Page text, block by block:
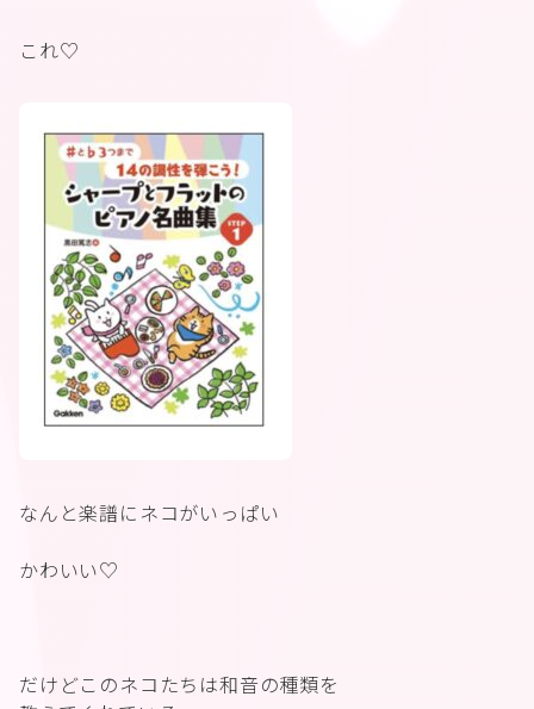
これ♡
なんと楽譜にネコがいっぱい
かわいい♡
だけどこのネコたちは和音の種類を